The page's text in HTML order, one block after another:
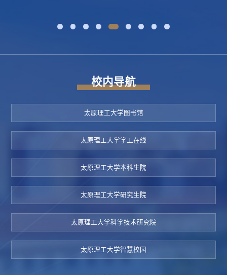
校内导航
太原理工大学图书馆
太原理工大学学工在线
太原理工大学本科生院
太原理工大学研究生院
太原理工大学科学技术研究院
太原理工大学智慧校园